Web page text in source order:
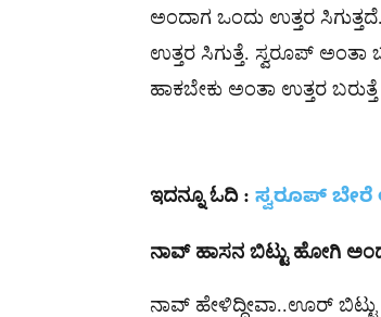
ಅಂದಾಗ ಒಂದು ಉತ್ತರ
ಉತ್ತರ ಸಿಗುತ್ತೆ. ಸ್ವರೂಪ್
ಹಾಕಬೇಕು ಅಂತಾ ಉತ್ತರ
ಇದನ್ನೂ ಓದಿ: ಸ್ವರೂಪ್ ಬೇರೆ
ನಾವ್ ಹಾಸನ ಬಿಟ್ಟು ಹೋಗಿ
ನಾವ್ ಹೇಳಿದ್ದೀವಾ..‌ಊರ್ ಬಿಟ್ಟು